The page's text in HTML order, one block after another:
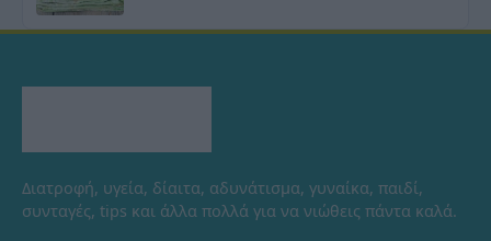
Διατροφή, υγεία, δίαιτα, αδυνάτισμα, γυναίκα, παιδί,
συνταγές, tips και άλλα πολλά για να νιώθεις πάντα καλά.